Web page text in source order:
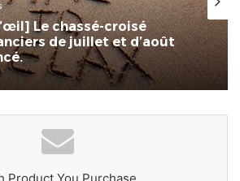
Le chassé-croisé
de juillet et d’août
numérique
de main
Product You Purchase